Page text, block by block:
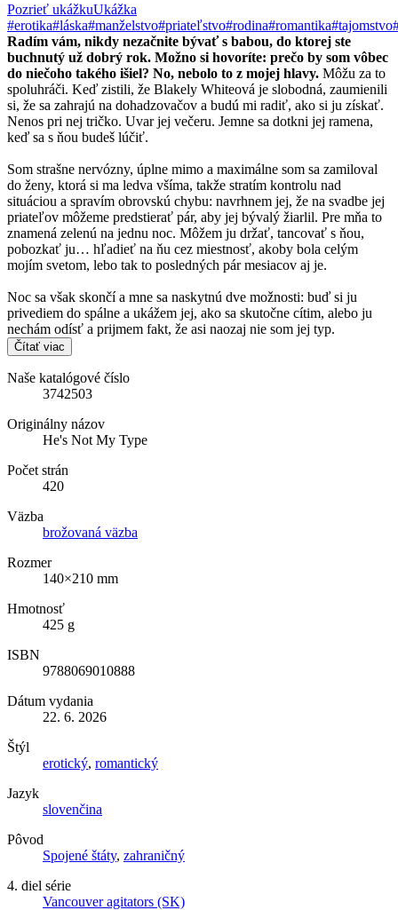
Pozrieť ukážkuUkážka
#erotika#láska#manželstvo#priateľstvo#rodina#romantika#tajomstvo
Radím vám, nikdy nezačnite bývať s babou, do ktorej ste
buchnutý už dobrý rok. Možno si hovoríte: prečo by som vôbec
do niečoho takého išiel? No, nebolo to z mojej hlavy. Môžu za to
spoluhráči. Keď zistili, že Blakely Whiteová je slobodná, zaumienili
si, že sa zahrajú na dohadzovačov a budú mi radiť, ako si ju získať.
Nenos pri nej tričko. Uvar jej večeru. Jemne sa dotkni jej ramena,
keď sa s ňou budeš lúčiť.
Som strašne nervózny, úplne mimo a maximálne som sa zamiloval
do ženy, ktorá si ma ledva všíma, takže stratím kontrolu nad
situáciou a spravím obrovskú chybu: navrhnem jej, že na svadbe jej
priateľov môžeme predstierať pár, aby jej bývalý žiarlil. Pre mňa to
znamená zelenú na jednu noc. Môžem ju držať, tancovať s ňou,
pobozkať ju… hľadieť na ňu cez miestnosť, akoby bola celým
mojím svetom, lebo tak to posledných pár mesiacov aj je.
Noc sa však skončí a mne sa naskytnú dve možnosti: buď si ju
privediem do spálne a ukážem jej, ako sa skutočne cítim, alebo ju
nechám odísť a prijmem fakt, že asi naozaj nie som jej typ.
Čítať viac
Naše katalógové číslo
3742503
Originálny názov
He's Not My Type
Počet strán
420
Väzba
brožovaná väzba
Rozmer
140×210 mm
Hmotnosť
425 g
ISBN
9788069010888
Dátum vydania
22. 6. 2026
Štýl
erotický, romantický
Jazyk
slovenčina
Pôvod
Spojené štáty, zahraničný
4. diel série
Vancouver agitators (SK)